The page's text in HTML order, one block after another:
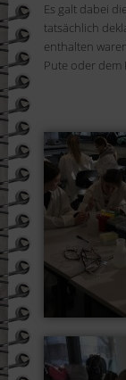
Es galt dabei
tatsächlich
enthalten
Pute oder dem